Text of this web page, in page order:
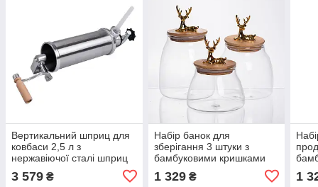
Вертикальний шприц для
ковбаси 2,5 л з
нержавіючої сталі шприц
16788-5
3 579 ₴
Набір банок для
зберігання 3 штуки з
бамбуковими кришками
1 329₴ 1